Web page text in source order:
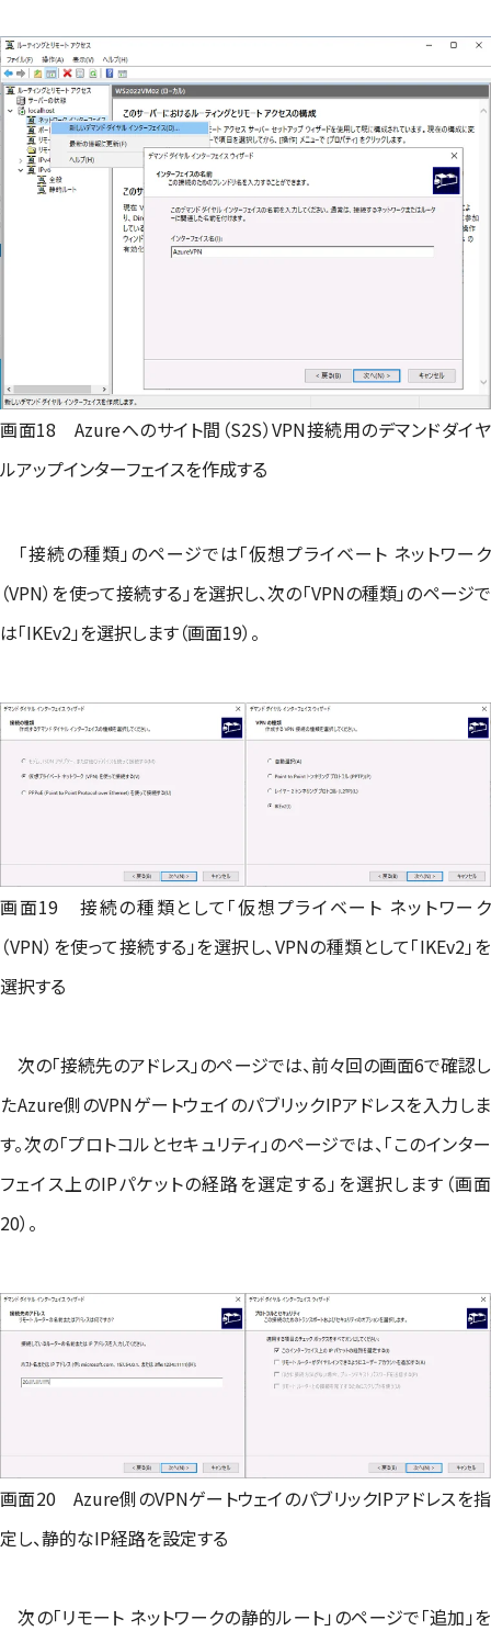
画面18 Azureへのサイト間（S2S）VPN接続用のデマンドダイヤ
ルアップインターフェイスを作成する
「接続の種類」のページでは「仮想プライベート ネットワーク
（VPN）を使って接続する」を選択し、次の「VPNの種類」のページで
は「IKEv2」を選択します（画面19）。
画面19 接続の種類として「仮想プライベート ネットワーク
（VPN）を使って接続する」を選択し、VPNの種類として「IKEv2」を
選択する
次の「接続先のアドレス」のページでは、前々回の画面6で確認し
たAzure側のVPNゲートウェイのパブリックIPアドレスを入力しま
す。次の「プロトコルとセキュリティ」のページでは、「このインター
フェイス上のIPパケットの経路を選定する」を選択します（画面
20）。
画面20 Azure側のVPNゲートウェイのパブリックIPアドレスを指
定し、静的なIP経路を設定する
次の「リモート ネットワークの静的ルート」のページで「追加」を